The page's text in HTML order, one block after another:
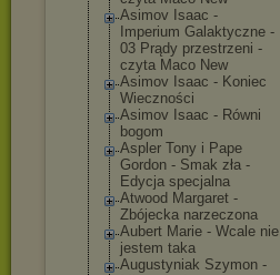
Asimov Isaac -
Imperium Galaktyczne -
03 Prądy przestrzeni -
czyta Maco New
Asimov Isaac - Koniec
Wieczności
Asimov Isaac - Równi
bogom
Aspler Tony i Pape
Gordon - Smak zła -
Edycja specjalna
Atwood Margaret -
Zbójecka narzeczona
Aubert Marie - Wcale nie
jestem taka
Augustyniak Szymon -